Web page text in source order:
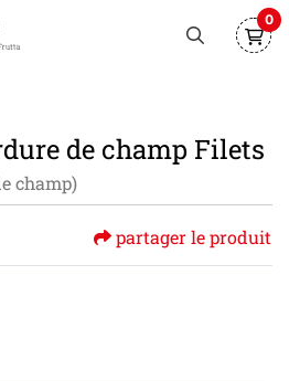
0
de champ Filets
champ)
partager le produit